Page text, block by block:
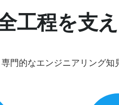
工程を支
門的なエンジニアリング